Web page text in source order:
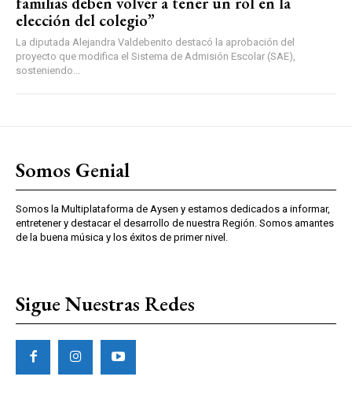
elección del colegio”
La diputada Alejandra Valdebenito destacó la aprobación del
proyecto que modifica el Sistema de Admisión Escolar (SAE),
sosteniendo...
Somos Genial
Somos la Multiplataforma de Aysen y estamos dedicados a informar,
entretener y destacar el desarrollo de nuestra Región. Somos amantes
de la buena música y los éxitos de primer nivel.
Sigue Nuestras Redes